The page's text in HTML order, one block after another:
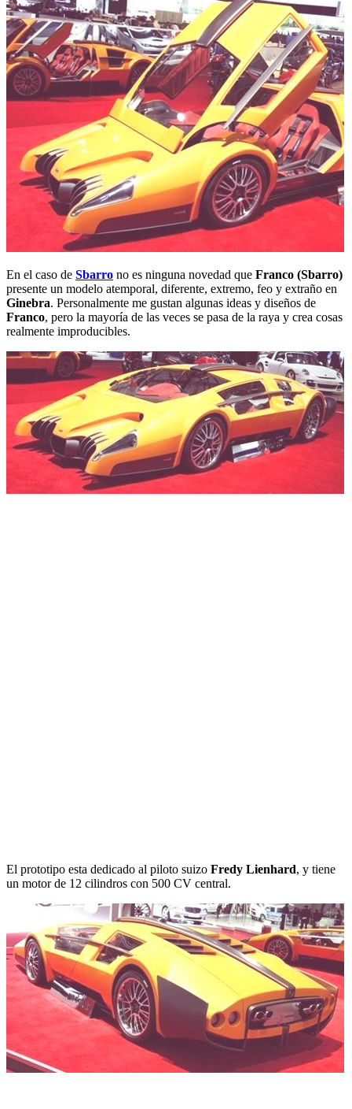
En el caso de Sbarro no es ninguna novedad que Franco (Sbarro)
presente un modelo atemporal, diferente, extremo, feo y extraño en
Ginebra. Personalmente me gustan algunas ideas y diseños de
Franco, pero la mayoría de las veces se pasa de la raya y crea cosas
realmente improducibles.
El prototipo esta dedicado al piloto suizo Fredy Lienhard, y tiene
un motor de 12 cilindros con 500 CV central.